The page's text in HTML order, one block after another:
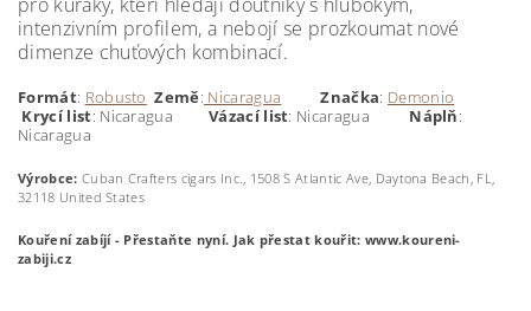
intenzivním profilem, a nebojí se prozkoumat nové
dimenze chuťových kombinací.
Formát: Robusto Země: Nicaragua Značka: Demonio
Krycí list: Nicaragua Vázací list: Nicaragua Náplň:
Nicaragua
Výrobce: Cuban Crafters cigars Inc., 1508 S Atlantic Ave, Daytona Beach, FL,
32118 United States
Kouření zabíjí - Přestaňte nyní. Jak přestat kouřit: www.koureni-
zabiji.cz